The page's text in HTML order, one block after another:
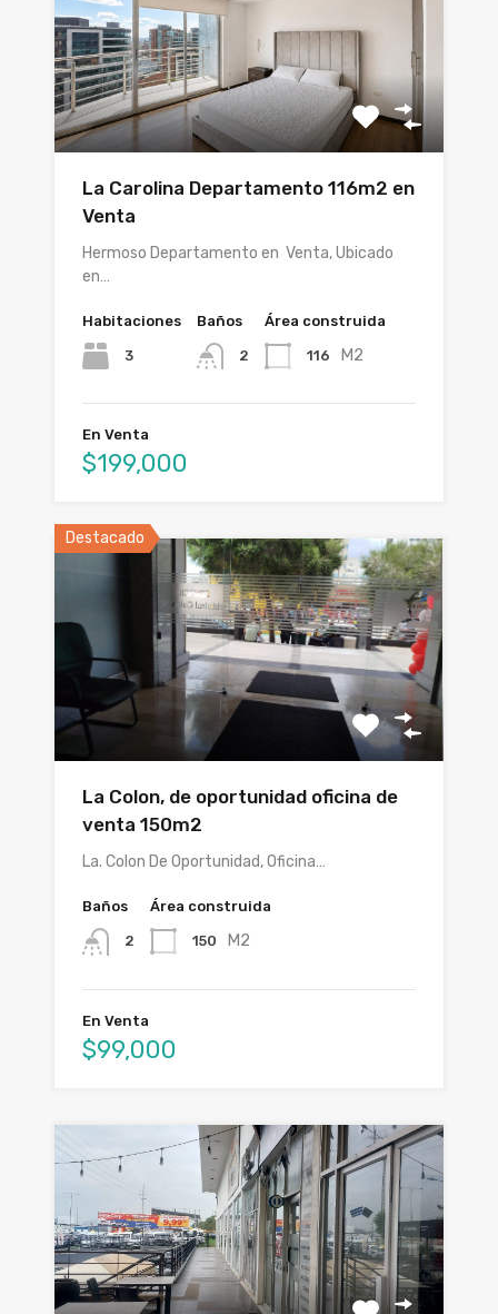
La Carolina Departamento 116m2 en
Venta
Hermoso Departamento en Venta, Ubicado
en…
Habitaciones
3
Baños
2
Área construida
116 M2
En Venta
$199,000
Destacado
La Colon, de oportunidad oficina de
venta 150m2
La. Colon De Oportunidad, Oficina…
Baños
2
Área construida
150 M2
En Venta
$99,000